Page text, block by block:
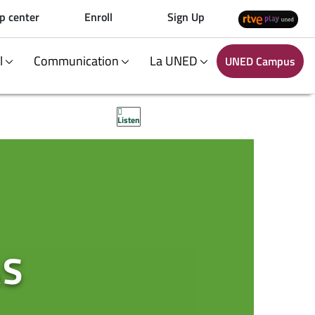
center Enroll Sign Up
Communication La UNED UNED Campus
Listen